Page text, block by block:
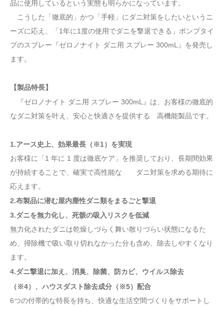
品に使用しているという実態も明らかになっています。
こうした「徹底的」かつ「手軽」にダニ対策をしたいというニ
ーズに応え、「1年に1度の使用でダニを撃退できる」ポンプタイ
プのスプレー『ゼロノナイト ダニ用 スプレー 300mL』を発売し
ます。
【製品特長】
『ゼロノナイト ダニ用 スプレー 300mL』は、お客様の徹底的
なダニ対策を叶え、安心と快適さを提供する 高機能製品です。
1.アース史上、効果最長（※1）を実現
お客様に「1 年に 1 度は徹底ケア」を推奨しており、長期間効果
が持続することで、確実で高性能な ダニ対策を求める期待に
応えます。
2.布製品に潜む屋内塵性ダニ類をまるごと撃退
3.ダニを無力化し、死骸の吸入リスクを低減
無力化されたダニは乾燥しづらく舞い散りづらい状態になるた
め、掃除機で吸い取り切れなかった分も含め、除去しやすくなり
ます。
4.ダニ撃退に加え、消臭、除菌、防カビ、ウイルス除去
（※4）、ハウスダスト除去成分（※5）配合
6つの付帯的な特長を持ち、快適な生活空間づくりをサポートし